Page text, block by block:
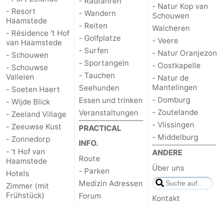
- Resort
Haamstede
- Résidence 't Hof
van Haamstede
- Schouwen
- Schouwse
Valleien
- Soeten Haert
- Wijde Blick
- Zeeland Village
- Zeeuwse Kust
- Zonnedorp
- ’t Hof van
Haamstede
Hotels
Zimmer (mit
Frühstück)
- Wandern
- Reiten
- Golfplatze
- Surfen
- Sportangeln
- Tauchen
Seehunden
Essen und trinken
Veranstaltungen
PRACTICAL
INFO.
Route
- Parken
Medizin Adressen
Forum
- Natur Kop van
Schouwen
Walcheren
- Veere
- Natur Oranjezon
- Oostkapelle
- Natur de
Mantelingen
- Domburg
- Zoutelande
- Vlissingen
- Middelburg
ANDERE
Über uns
Kontakt